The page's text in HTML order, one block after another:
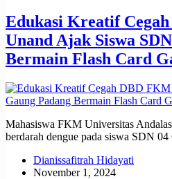
Edukasi Kreatif
Unand Ajak Siswa
Bermain Flash Card
Mahasiswa FKM Universitas
berdarah dengue pada siswa SDN 04
Dianissafitrah Hidayati
November 1, 2024